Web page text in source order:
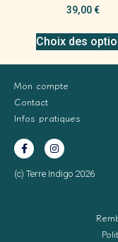
39,00€
Choix des
Mon compte
Contact
Infos pratiques
(c) Terre Indigo 2026